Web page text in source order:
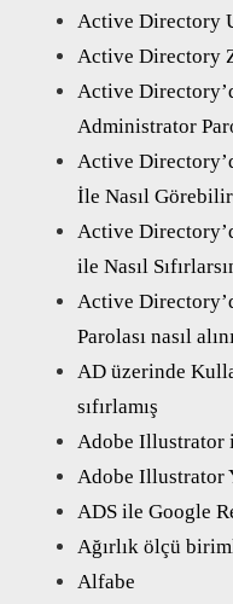
Active Directory
Active Directory
Active
Administrator
Active
İle Nasıl
Active
ile Nasıl
Active
Parolası nasıl
AD üzerinde
sıfırlamış
Adobe Illustrator
Adobe Illustrator
ADS ile Google
Ağırlık ölçü
Alfabe